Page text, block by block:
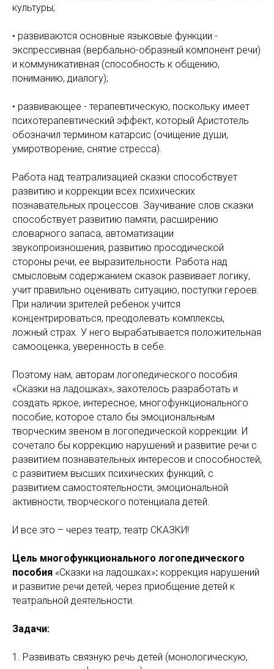
культуры;
• развиваются основные языковые функции -
экспрессивная (вербально-образный компонент речи)
и коммуникативная (способность к общению,
пониманию, диалогу);
• развивающее - терапевтическую, поскольку имеет
психотерапевтический эффект, который Аристотель
обозначил термином катарсис (очищение души,
умиротворение, снятие стресса).
Работа над театрализацией сказки способствует
развитию и коррекции всех психических
познавательных процессов. Заучивание слов сказки
способствует развитию памяти, расширению
словарного запаса, автоматизации
звукопроизношения, развитию просодической
стороны речи, ее выразительности. Работа над
смысловым содержанием сказок развивает логику,
учит правильно оценивать ситуацию, поступки героев.
При наличии зрителей ребенок учится
концентрироваться, преодолевать комплексы,
ложный страх. У него вырабатывается положительная
самооценка, уверенность в себе.
Поэтому нам, авторам логопедического пособия
«Сказки на ладошках», захотелось разработать и
создать яркое, интересное, многофункционального
пособие, которое стало бы эмоциональным
творческим звеном в логопедической коррекции. И
сочетало бы коррекцию нарушений и развитие речи с
развитием познавательных интересов и способностей,
с развитием высших психических функций, с
развитием самостоятельности, эмоциональной
активности, творческого потенциала детей.
И все это – через театр, театр СКАЗКИ!
Цель многофункционального логопедического
пособия «Сказки на ладошках»: коррекция нарушений
и развитие речи детей, через приобщение детей к
театральной деятельности.
Задачи:
1. Развивать связную речь детей (монологическую,